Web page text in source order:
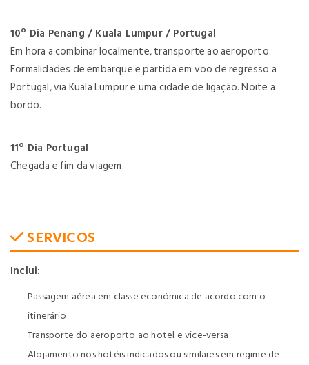
10º Dia Penang / Kuala Lumpur / Portugal
Em hora a combinar localmente, transporte ao aeroporto.
Formalidades de embarque e partida em voo de regresso a
Portugal, via Kuala Lumpur e uma cidade de ligação. Noite a
bordo.
11º Dia Portugal
Chegada e fim da viagem.
SERVICOS
Inclui:
Passagem aérea em classe económica de acordo com o
itinerário
Transporte do aeroporto ao hotel e vice-versa
Alojamento nos hotéis indicados ou similares em regime de